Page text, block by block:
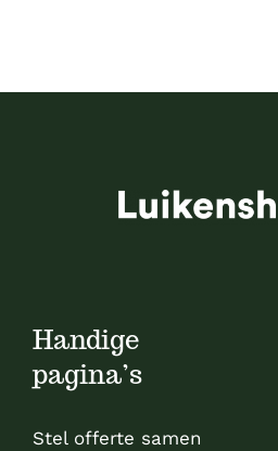
Handige
pagina’s
Stel offerte samen